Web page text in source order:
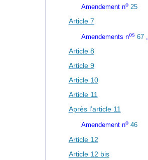
Amendement no 25
Article 7
Amendements nos 67,
Article 8
Article 9
Article 10
Article 11
Après l’article 11
Amendement no 46
Article 12
Article 12 bis